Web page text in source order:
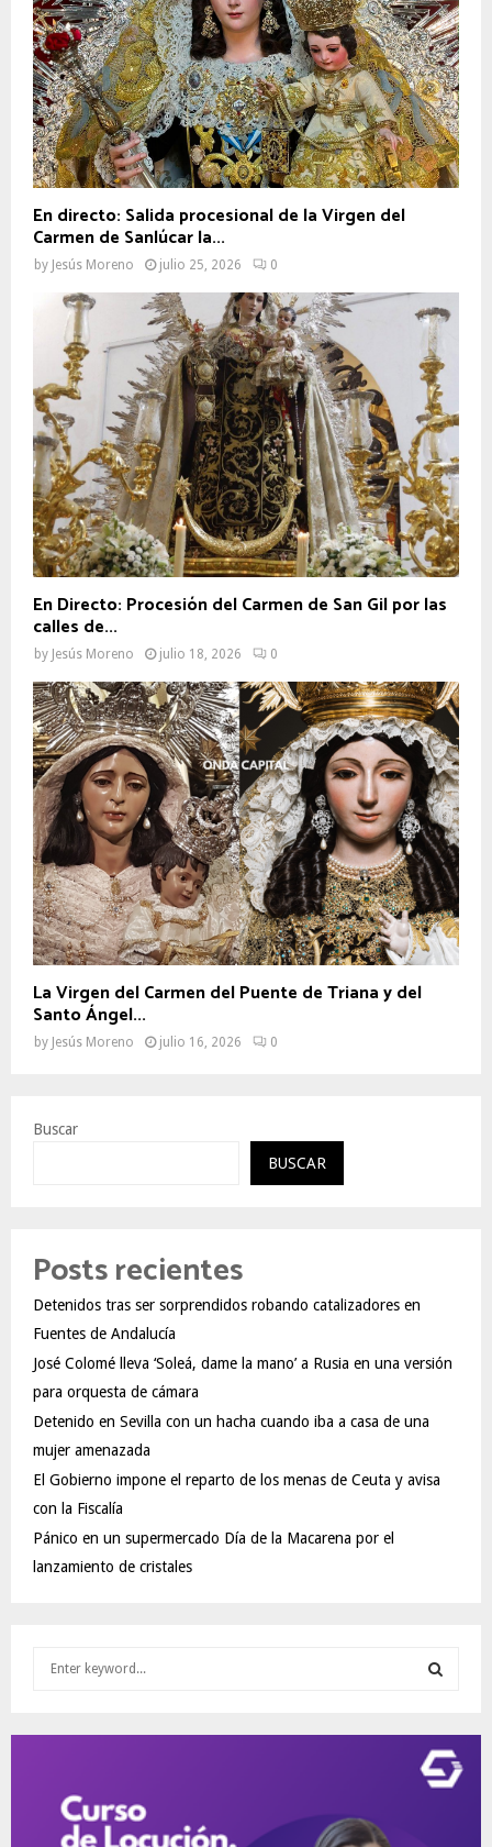
En directo: Salida procesional de la Virgen del
Carmen de Sanlúcar la...
by Jesús Moreno julio 25, 2026 0
En Directo: Procesión del Carmen de San Gil por las
calles de...
by Jesús Moreno julio 18, 2026 0
La Virgen del Carmen del Puente de Triana y del
Santo Ángel...
by Jesús Moreno julio 16, 2026 0
Buscar
BUSCAR
Posts recientes
Detenidos tras ser sorprendidos robando catalizadores en
Fuentes de Andalucía
José Colomé lleva ‘Soleá, dame la mano’ a Rusia en una versión
para orquesta de cámara
Detenido en Sevilla con un hacha cuando iba a casa de una
mujer amenazada
El Gobierno impone el reparto de los menas de Ceuta y avisa
con la Fiscalía
Pánico en un supermercado Día de la Macarena por el
lanzamiento de cristales
E